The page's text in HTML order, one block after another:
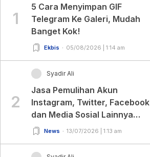
1
5 Cara Menyimpan GIF
Telegram Ke Galeri, Mudah
Banget Kok!
Ekbis 05/08/2026 | 1:14 am
2
Syadir Ali
Jasa Pemulihan Akun
Instagram, Twitter, Facebook
dan Media Sosial Lainnya
(Update Terbaru 2022)
News 13/07/2026 | 1:13 am